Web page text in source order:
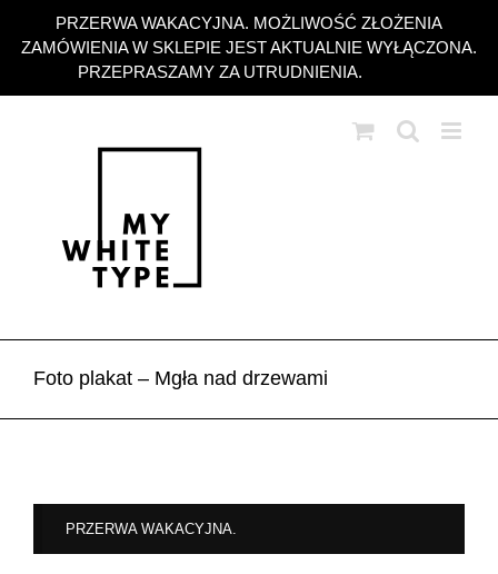
PRZERWA WAKACYJNA. MOŻLIWOŚĆ ZŁOŻENIA
ZAMÓWIENIA W SKLEPIE JEST AKTUALNIE WYŁĄCZONA.
PRZEPRASZAMY ZA UTRUDNIENIA.
zawartości
Foto plakat – Mgła nad drzewami
PRZERWA WAKACYJNA.